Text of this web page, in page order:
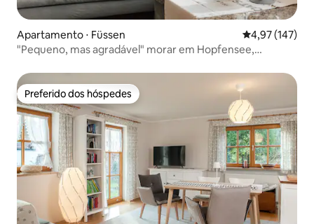
Apartamento ⋅ Füssen 4,97 de uma
4,97 (147)
"Pequeno, mas agradável" morar em Hopfensee,
Preferido dos hóspedes
Preferido dos hóspedes